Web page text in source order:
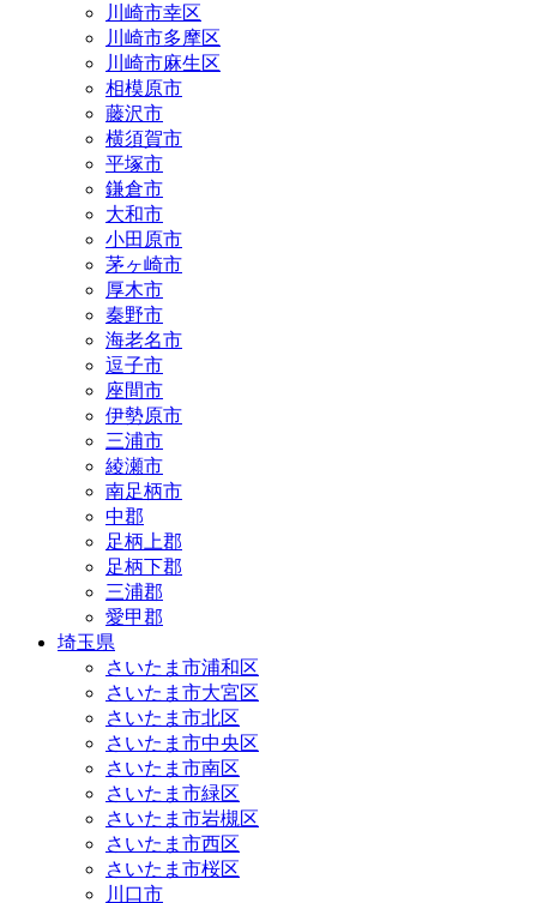
川崎市幸区
川崎市多摩区
川崎市麻生区
相模原市
藤沢市
横須賀市
平塚市
鎌倉市
大和市
小田原市
茅ヶ崎市
厚木市
秦野市
海老名市
逗子市
座間市
伊勢原市
三浦市
綾瀬市
南足柄市
中郡
足柄上郡
足柄下郡
三浦郡
愛甲郡
埼玉県
さいたま市浦和区
さいたま市大宮区
さいたま市北区
さいたま市中央区
さいたま市南区
さいたま市緑区
さいたま市岩槻区
さいたま市西区
さいたま市桜区
川口市